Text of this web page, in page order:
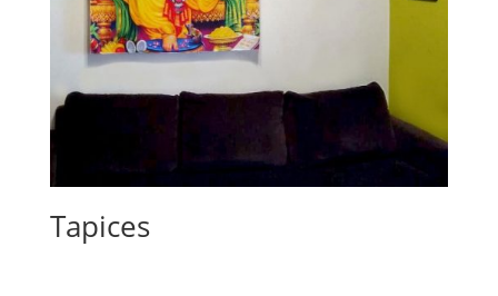
Tapices